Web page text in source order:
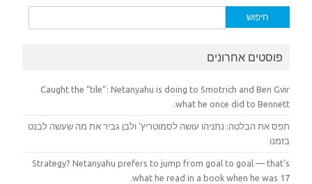
חיפוש:
פוסטים אחרונים
Caught the “tile”: Netanyahu is doing to Smotrich and Ben Gvir
what he once did to Bennett.
תפס את הבלטה: נתניהו עושה לסמוטריץ' ולבן גביר את מה שעשה לבנט
בזמנו
Strategy? Netanyahu prefers to jump from goal to goal — that's
what he read in a book when he was 17.